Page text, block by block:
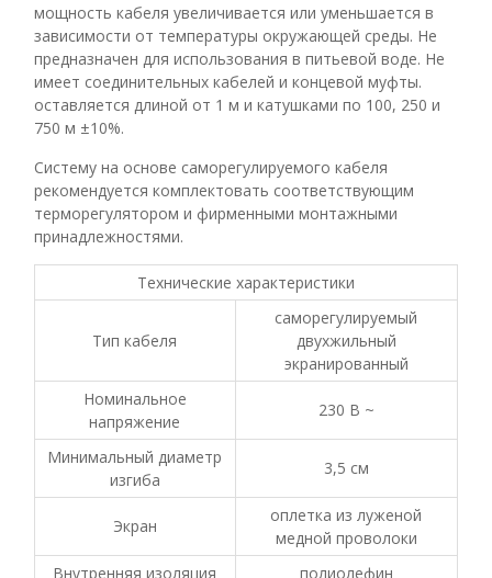
мощность кабеля увеличивается или уменьшается в
зависимости от температуры окружающей среды. Не
предназначен для использования в питьевой воде. Не
имеет соединительных кабелей и концевой муфты.
оставляется длиной от 1 м и катушками по 100, 250 и
750 м ±10%.
Систему на основе саморегулируемого кабеля
рекомендуется комплектовать соответствующим
терморегулятором и фирменными монтажными
принадлежностями.
Технические характеристики
Тип кабеля
саморегулируемый
двухжильный
экранированный
Номинальное
напряжение
230 В ~
Минимальный диаметр
изгиба
3,5 см
Экран
оплетка из луженой
медной проволоки
Внутренняя изоляция
полиолефин